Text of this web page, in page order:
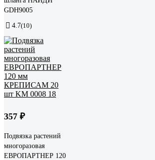
GDH9005
4.7(10)
357 ₽
Подвязка растений
многоразовая
ЕВРОПАРТНЕР 120